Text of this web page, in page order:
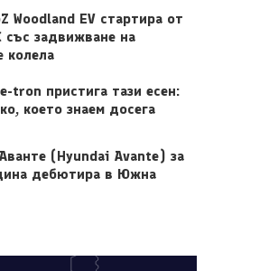
Woodland EV стартира от
задвижване на
колела
tron пристига тази есен:
което знаем досега
(Hyundai Avante) за
дебютира в Южна